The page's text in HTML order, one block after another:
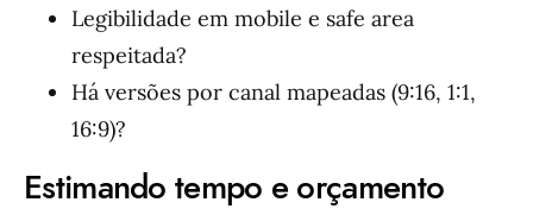
Legibilidade em mobile e safe area
respeitada?
Há versões por canal mapeadas (9:16, 1:1,
16:9)?
Estimando tempo e orçamento